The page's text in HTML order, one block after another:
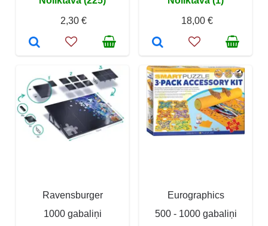
2,30 €
18,00 €
Ravensburger
1000 gabaliņi
Eurographics
500 - 1000 gabaliņi